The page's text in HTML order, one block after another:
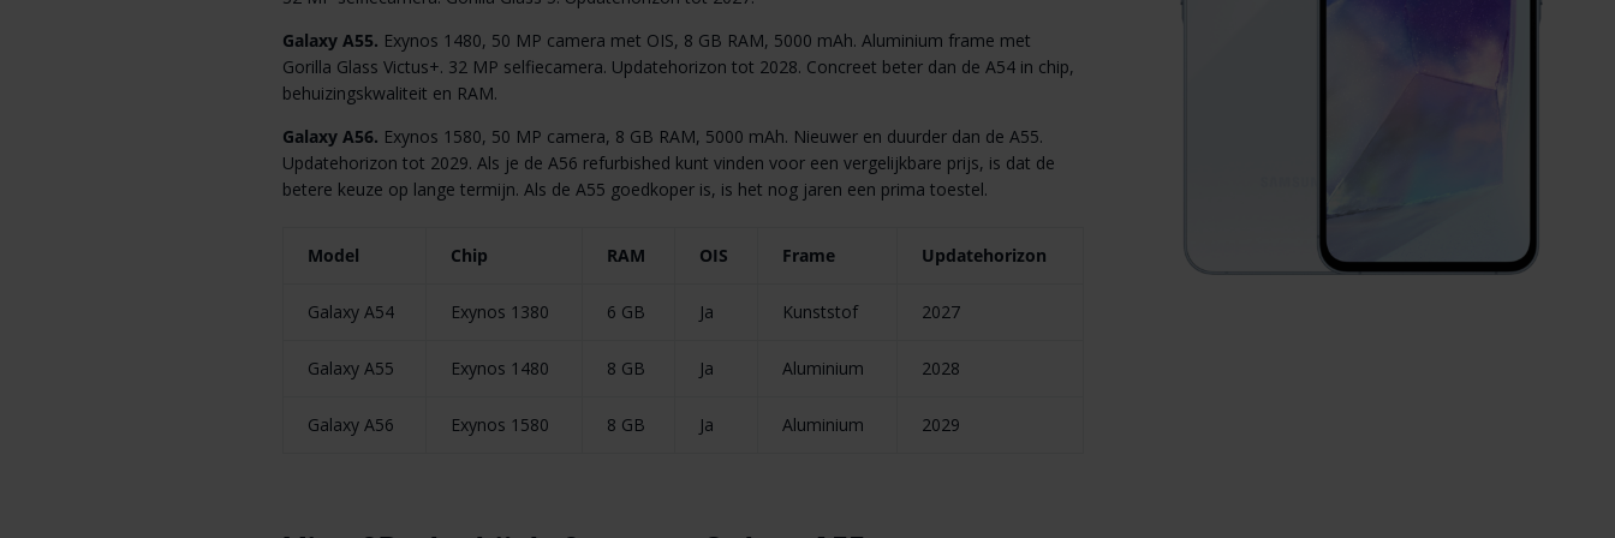
Galaxy A55. Exynos 1480, 50 MP camera met OIS, 8 GB RAM, 5000 mAh. Aluminium frame met
Gorilla Glass Victus+. 32 MP selfiecamera. Updatehorizon tot 2028. Concreet beter dan de A54 in chip,
behuizingskwaliteit en RAM.
Galaxy A56. Exynos 1580, 50 MP camera, 8 GB RAM, 5000 mAh. Nieuwer en duurder dan de A55.
Updatehorizon tot 2029. Als je de A56 refurbished kunt vinden voor een vergelijkbare prijs, is dat de
betere keuze op lange termijn. Als de A55 goedkoper is, is het nog jaren een prima toestel.
Model Chip RAM OIS Frame Updatehorizon
Galaxy A54 Exynos 1380 6 GB Ja Kunststof 2027
Galaxy A55 Exynos 1480 8 GB Ja Aluminium 2028
Galaxy A56 Exynos 1580 8 GB Ja Aluminium 2029